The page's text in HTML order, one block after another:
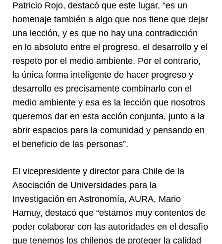
Patricio Rojo, destacó que este lugar, “es un
homenaje también a algo que nos tiene que dejar
una lección, y es que no hay una contradicción
en lo absoluto entre el progreso, el desarrollo y el
respeto por el medio ambiente. Por el contrario,
la única forma inteligente de hacer progreso y
desarrollo es precisamente combinarlo con el
medio ambiente y esa es la lección que nosotros
queremos dar en esta acción conjunta, junto a la
abrir espacios para la comunidad y pensando en
el beneficio de las personas”.
El vicepresidente y director para Chile de la
Asociación de Universidades para la
Investigación en Astronomía, AURA, Mario
Hamuy, destacó que “estamos muy contentos de
poder colaborar con las autoridades en el desafío
que tenemos los chilenos de proteger la calidad